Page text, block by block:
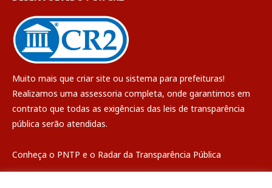
Muito mais que criar site ou sistema para prefeituras!
Realizamos uma assessoria completa, onde garantimos em
contrato que todas as exigências das leis de transparência
pública serão atendidas.
Conheça o PNTP e o Radar da Transparência Pública